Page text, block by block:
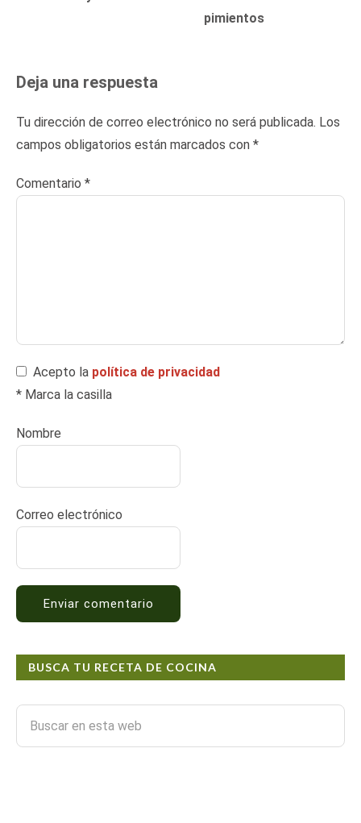
pimientos
Deja una respuesta
Tu dirección de correo electrónico no será publicada. Los
campos obligatorios están marcados con *
Comentario *
Acepto la política de privacidad
* Marca la casilla
Nombre
Correo electrónico
BUSCA TU RECETA DE COCINA